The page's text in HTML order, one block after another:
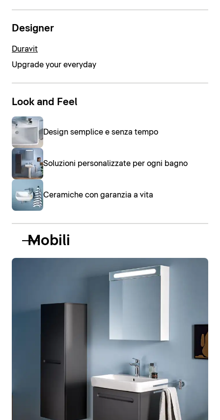
Designer
Duravit
Upgrade your everyday
Look and Feel
Design semplice e senza tempo
Soluzioni personalizzate per ogni bagno
Ceramiche con garanzia a vita
Mobili